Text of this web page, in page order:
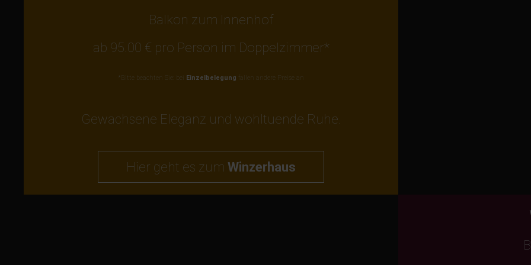
Balkon zum Innenhof
ab 95.00 € pro Person im Doppelzimmer*
*Bitte beachten Sie: bei Einzelbelegung fallen andere Preise an
Gewachsene Eleganz und wohltuende Ruhe.
Hier geht es zum Winzerhaus